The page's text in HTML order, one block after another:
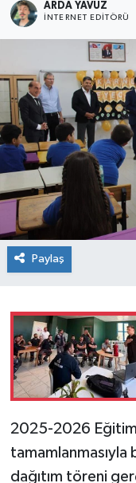
ARDA YAVUZ
İNTERNET EDITÖRÜ
Paylaş
2025-2026 Eğitim
tamamlanmasıyla
dağıtım töreni
ULUSAL
İLÇELERİMİZ
RESMİ İLAN